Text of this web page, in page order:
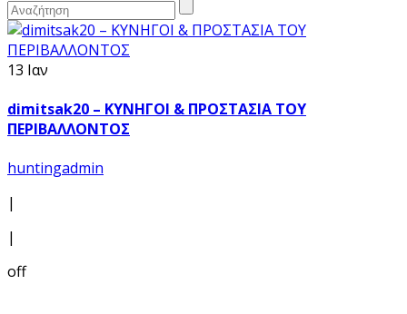
13 Ιαν
dimitsak20 – ΚΥΝΗΓΟΙ & ΠΡΟΣΤΑΣΙΑ ΤΟΥ
ΠΕΡΙΒΑΛΛΟΝΤΟΣ
huntingadmin
|
|
off